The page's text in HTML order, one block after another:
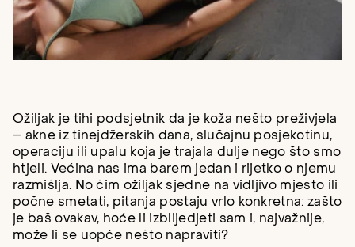
Ožiljak je tihi podsjetnik da je koža nešto preživjela
– akne iz tinejdžerskih dana, slučajnu posjekotinu,
operaciju ili upalu koja je trajala dulje nego što smo
htjeli. Većina nas ima barem jedan i rijetko o njemu
razmišlja. No čim ožiljak sjedne na vidljivo mjesto ili
počne smetati, pitanja postaju vrlo konkretna: zašto
je baš ovakav, hoće li izblijedjeti sam i, najvažnije,
može li se uopće nešto napraviti?